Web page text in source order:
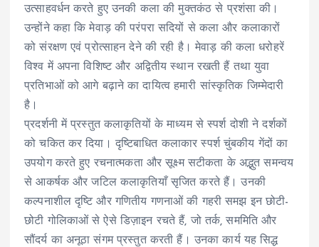
उत्साहवर्धन करते हुए उनकी कला की मुक्तकंठ से प्रशंसा की।
उन्होंने कहा कि मेवाड़ की परंपरा सदियों से कला और कलाकारों
को संरक्षण एवं प्रोत्साहन देने की रही है। मेवाड़ की कला धरोहरें
विश्व में अपना विशिष्ट और अद्वितीय स्थान रखती हैं तथा युवा
प्रतिभाओं को आगे बढ़ाने का दायित्व हमारी सांस्कृतिक जिम्मेदारी
है।
प्रदर्शनी में प्रस्तुत कलाकृतियों के माध्यम से स्पर्श दोशी ने दर्शकों
को चकित कर दिया। दृष्टिबाधित कलाकार स्पर्श चुंबकीय गेंदों का
उपयोग करते हुए रचनात्मकता और सूक्ष्म सटीकता के अद्भुत समन्वय
से आकर्षक और जटिल कलाकृतियाँ सृजित करते हैं। उनकी
कल्पनाशील दृष्टि और गणितीय गणनाओं की गहरी समझ इन छोटी-
छोटी गोलिकाओं से ऐसे डिज़ाइन रचते हैं, जो तर्क, सममिति और
सौंदर्य का अनूठा संगम प्रस्तुत करती हैं। उनका कार्य यह सिद्ध